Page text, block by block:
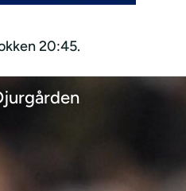
20:45.